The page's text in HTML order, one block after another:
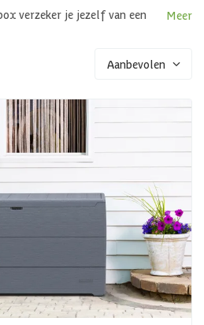
verzeker je jezelf van een
een waterdicht model of je
Meer
Aanbevolen